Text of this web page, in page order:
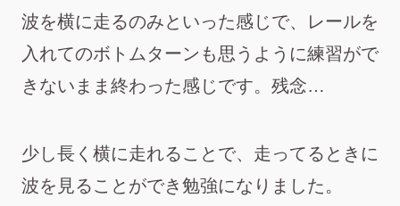
波を横に走るのみといった感じで、レールを
入れてのボトムターンも思うように練習がで
きないまま終わった感じです。残念…
少し長く横に走れることで、走ってるときに
波を見ることができ勉強になりました。